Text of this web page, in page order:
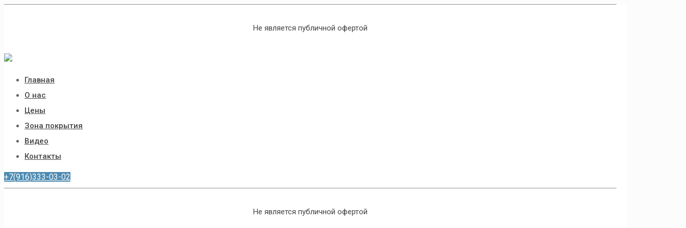
Не является публичной офертой
Главная
О нас
Цены
Зона покрытия
Видео
Контакты
+7(916)333-03-02
Не является публичной офертой